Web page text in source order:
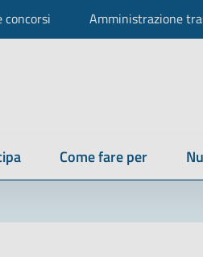
concorsi Amministrazione
Come fare per